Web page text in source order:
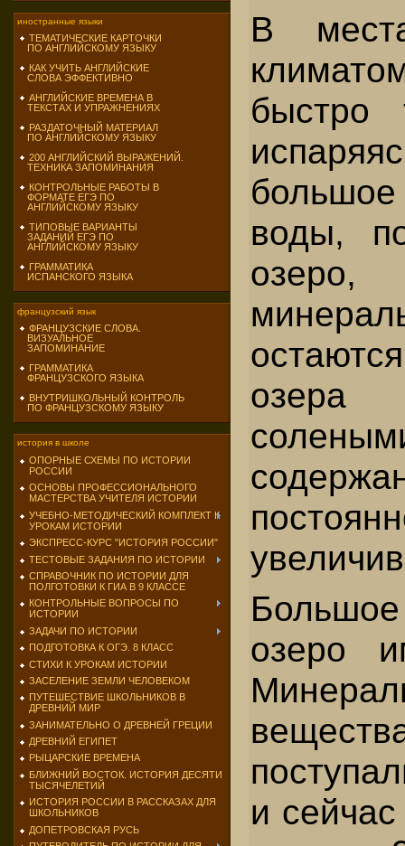
иностранные языки
ТЕМАТИЧЕСКИЕ КАРТОЧКИ
ПО АНГЛИЙСКОМУ ЯЗЫКУ
КАК УЧИТЬ АНГЛИЙСКИЕ
СЛОВА ЭФФЕКТИВНО
АНГЛИЙСКИЕ ВРЕМЕНА В
ТЕКСТАХ И УПРАЖНЕНИЯХ
РАЗДАТОЧНЫЙ МАТЕРИАЛ
ПО АНГЛИЙСКОМУ ЯЗЫКУ
200 АНГЛИЙСКИЙ ВЫРАЖЕНИЙ.
ТЕХНИКА ЗАПОМИНАНИЯ
КОНТРОЛЬНЫЕ РАБОТЫ В
ФОРМАТЕ ЕГЭ ПО
АНГЛИЙСКОМУ ЯЗЫКУ
ТИПОВЫЕ ВАРИАНТЫ
ЗАДАНИЙ ЕГЭ ПО
АНГЛИЙСКОМУ ЯЗЫКУ
ГРАММАТИКА
ИСПАНСКОГО ЯЗЫКА
французский язык
ФРАНЦУЗСКИЕ СЛОВА.
ВИЗУАЛЬНОЕ
ЗАПОМИНАНИЕ
ГРАММАТИКА
ФРАНЦУЗСКОГО ЯЗЫКА
ВНУТРИШКОЛЬНЫЙ КОНТРОЛЬ
ПО ФРАНЦУЗСКОМУ ЯЗЫКУ
история в школе
ОПОРНЫЕ СХЕМЫ ПО ИСТОРИИ
РОССИИ
ОСНОВЫ ПРОФЕССИОНАЛЬНОГО
МАСТЕРСТВА УЧИТЕЛЯ ИСТОРИИ
УЧЕБНО-МЕТОДИЧЕСКИЙ КОМПЛЕКТ К
УРОКАМ ИСТОРИИ
ЭКСПРЕСС-КУРС "ИСТОРИЯ РОССИИ"
ТЕСТОВЫЕ ЗАДАНИЯ ПО ИСТОРИИ
СПРАВОЧНИК ПО ИСТОРИИ ДЛЯ
ПОЛГОТОВКИ К ГИА В 9 КЛАССЕ
КОНТРОЛЬНЫЕ ВОПРОСЫ ПО
ИСТОРИИ
ЗАДАЧИ ПО ИСТОРИИ
ПОДГОТОВКА К ОГЭ. 8 КЛАСС
СТИХИ К УРОКАМ ИСТОРИИ
ЗАСЕЛЕНИЕ ЗЕМЛИ ЧЕЛОВЕКОМ
ПУТЕШЕСТВИЕ ШКОЛЬНИКОВ В
ДРЕВНИЙ МИР
ЗАНИМАТЕЛЬНО О ДРЕВНЕЙ ГРЕЦИИ
ДРЕВНИЙ ЕГИПЕТ
РЫЦАРСКИЕ ВРЕМЕНА
БЛИЖНИЙ ВОСТОК. ИСТОРИЯ ДЕСЯТИ
ТЫСЯЧЕЛЕТИЙ
ИСТОРИЯ РОССИИ В РАССКАЗАХ ДЛЯ
ШКОЛЬНИКОВ
ДОПЕТРОВСКАЯ РУСЬ
В
быстро
воды,
озеро,
озера
озеро
и